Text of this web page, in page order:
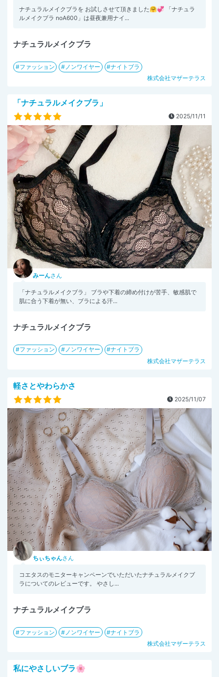
ナチュラルメイクブラを お試しさせて頂きました🤗💞 「ナチュラ
ルメイクブラ noA600」は昼夜兼用ナイ...
ナチュラルメイクブラ
ファッション ノンワイヤー
ナイトブラ
株式会社マザーテラス
「ナチュラルメイクブラ」
2025/11/11
みーんさん
「ナチュラルメイクブラ」 ブラや下着の締め付けが苦手、敏感肌で
肌に合う下着が無い、ブラによる汗...
ナチュラルメイクブラ
ファッション ノンワイヤー
ナイトブラ
株式会社マザーテラス
軽さとやわらかさ
2025/11/07
ちぃちゃんさん
コエタスのモニターキャンペーンでいただいたナチュラルメイクブ
ラについてのレビューです。 やさし...
ナチュラルメイクブラ
ファッション ノンワイヤー
ナイトブラ
株式会社マザーテラス
私にやさしいブラ🌸